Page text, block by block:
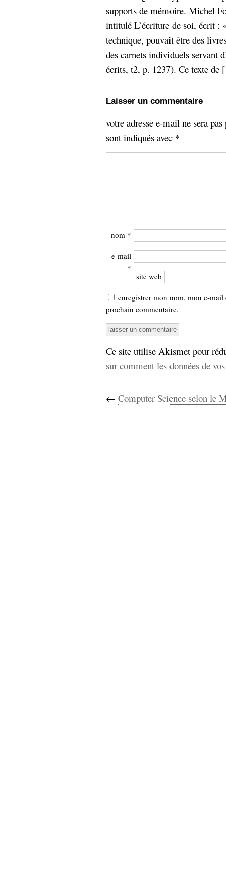
supports de mémoire. Michel
intitulé L’écriture de soi, écrit :
technique, pouvait être des
des carnets individuels servant
écrits, t2, p. 1237). Ce texte
Laisser un commentaire
votre adresse e-mail ne sera
sont indiqués avec *
nom *
e-mail
*
site web
enregistrer mon nom, mon e-
prochain commentaire.
Ce site utilise Akismet pour
sur comment les données de
← Computer Science selon le